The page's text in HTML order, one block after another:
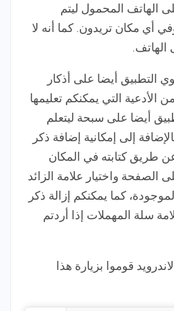
الهاتف المحمول ليتم
أي مكان تريدون. كما أنه لا
التطبيق أيضا على أذكار
الأدعية التي يمكنكم تعليمها
أيضا على سبحة ليتعلم
إلى إمكانية إضافة ذكر
طريق كتابته في المكان
الصفحة واختيار علامة الزائد
كما يمكنكم إزالة ذكر
سلة المهملات إذا أردتم
قوموا بزيارة هذا